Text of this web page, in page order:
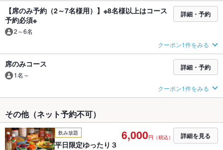
【席のみ予約（2～7名様用）】※8名様以上はコース
予約必須※
2～6名
詳細・予約
クーポン1件をみる
席のみコース
1名～
詳細・予約
クーポン1件をみる
その他（ネット予約不可）
飲み放題
平日限定ゆったり３
6,000円（税込） 詳細を見る